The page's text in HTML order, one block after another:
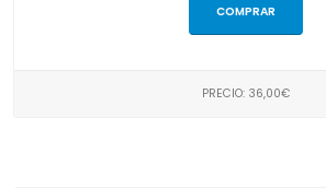
COMPRAR
PRECIO: 36,00€